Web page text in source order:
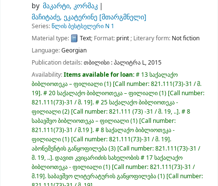
by მაკარტი, კორმაკ
მაჩიტაძე, ეკატერინე [მთარგმნელი]
Series:წლის ბესტსელერი N 1
Material type:
Text; Format: print; Literary form: Not fiction
Language:Georgian
Publication details:თბილისი :პალიტრა L,2015
Availability:Items available for loan:# 13 საქალაქო
ბიბლიოთეკა – ფილიალი(1) Call number:821.111(73)-31 / მ.
19 .# 20 საქალაქო ბიბლიოთეკა – ფილიალი(1) Call number:
821.111(73)-31 / მ. 19 .# 25 საქალაქო ბიბლიოთეკა -
ფილიალი(2) Call number:821.111 (73) -31 / მ. 19, .. .# 8
საბავშვო ბიბლიოთეკა – ფილიალი(1) Call number:
821.111(73)-31 / მ.19 .# 8 საქალაქო ბიბლიოთეკა -
ფილიალი(1) Call number:821.111(73)-31 / მ. 19 .
აბონემენტის განყოფილება(3) Call number:821.111(73)-31 /
მ. 19, .. .დავით კვიცარიძის სახელობის # 17 საქალაქო
ბიბლიოთეკა - ფილიალი(1) Call number:821.111(73)-31 /
მ.19 .საბავშვო ლიტერატურის განყოფილება(1) Call number: